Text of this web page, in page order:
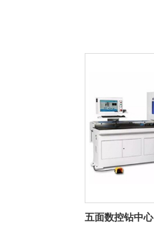
五面数控钻中心